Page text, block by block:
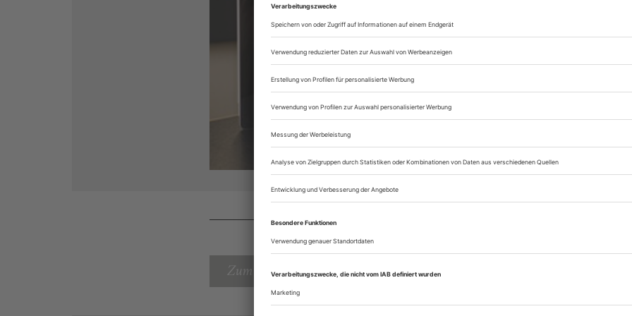
Zugang zum
Sie können alle Vorteile
sofort nutzen
Digital-Abo testen
Zum Inhaltsverzeichnis